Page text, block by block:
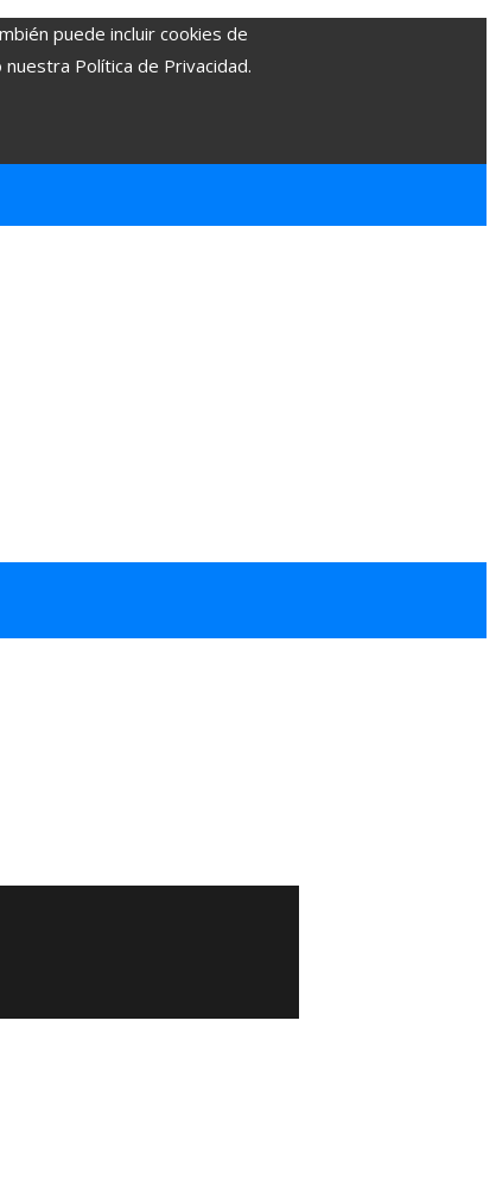
puede incluir cookies de
Política de Privacidad.